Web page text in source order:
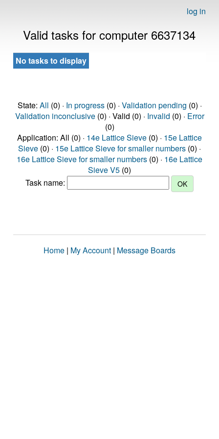
log in
Valid tasks for computer 6637134
No tasks to display
State: All (0) · In progress(0) · Validation pending (0) ·
Validation inconclusive(0) · Valid (0) · Invalid (0) · Error
(0)
Application: All (0) · 14e Lattice Sieve (0) · 15e Lattice
Sieve (0) · 15e Lattice Sieve for smaller numbers (0) ·
16e Lattice Sieve for smaller numbers (0) · 16e Lattice
Sieve V5 (0)
Task name:
Home | My Account | Message Boards